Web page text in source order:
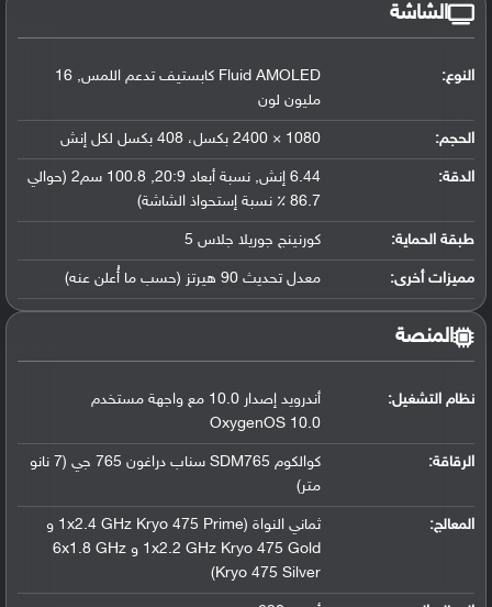
الشاشة
النوع:
Fluid AMOLED كابستيف تدعم اللمس, 16
مليون لون
الحجم: 1080 × 2400 بكسل، 408 بكسل لكل إنش
الدقة:
6.44 إنش, نسبة أبعاد 20:9, 100.8 سم2 (حوالي
86.7 ٪ نسبة إستحواذ الشاشة)
طبقة الحماية: كورنينج جوريلا جلاس 5
مميزات أخرى: معدل تحديث 90 هيرتز (حسب ما أُعلن عنه)
المنصة
نظام التشغيل:
أندرويد إصدار 10.0 مع واجهة مستخدم
OxygenOS 10.0
الرقاقة:
كوالكوم SDM765 سناب دراغون 765 جي (7 نانو
متر)
المعالج:
ثماني النواة (1x2.4 GHz Kryo 475 Prime و
1x2.2 GHz Kryo 475 Gold و 6x1.8 GHz
Kryo 475 Silver)